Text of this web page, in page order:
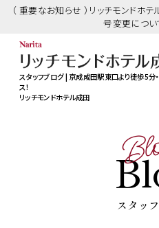
（ 重要なお知らせ ）リッチモンド
号変更につ
スタッフブログ | 京成成田駅東口より徒歩5分
ス！
リッチモンドホテル成田
スタッ